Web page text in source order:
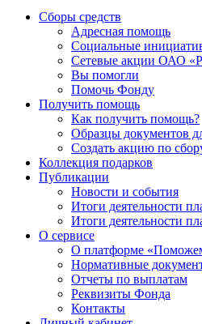
Сборы средств
Адресная помощь
Социальные
Сетевые акции ОАО
Вы помогли
Помочь Фонду
Получить помощь
Как получить помощь?
Образцы документов
Создать акцию по
Коллекция подарков
Публикации
Новости и события
Итоги деятельности
Итоги деятельности
О сервисе
О платформе
Нормативные
Отчеты по выплатам
Реквизиты Фонда
Контакты